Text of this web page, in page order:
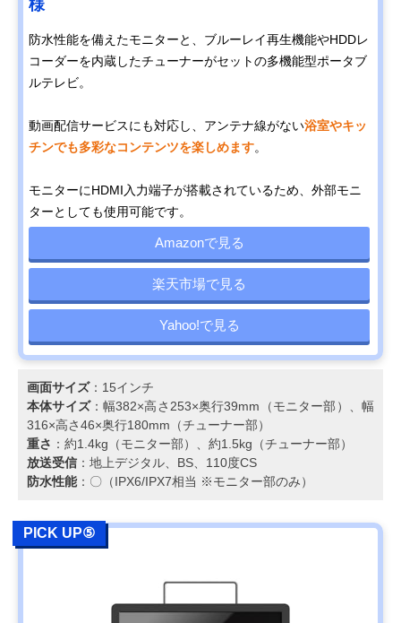
様
防水性能を備えたモニターと、ブルーレイ再生機能やHDDレ
コーダーを内蔵したチューナーがセットの多機能型ポータブ
ルテレビ。
動画配信サービスにも対応し、アンテナ線がない浴室やキッ
チンでも多彩なコンテンツを楽しめます。
モニターにHDMI入力端子が搭載されているため、外部モニ
ターとしても使用可能です。
Amazonで見る
楽天市場で見る
Yahoo!で見る
画面サイズ：15インチ
本体サイズ：幅382×高さ253×奥行39mm（モニター部）、幅
316×高さ46×奥行180mm（チューナー部）
重さ ：約1.4kg（モニター部）、約1.5kg（チューナー部）
放送受信 ：地上デジタル、BS、110度CS
防水性能：〇（IPX6/IPX7相当 ※モニター部のみ）
PICK UP⑤